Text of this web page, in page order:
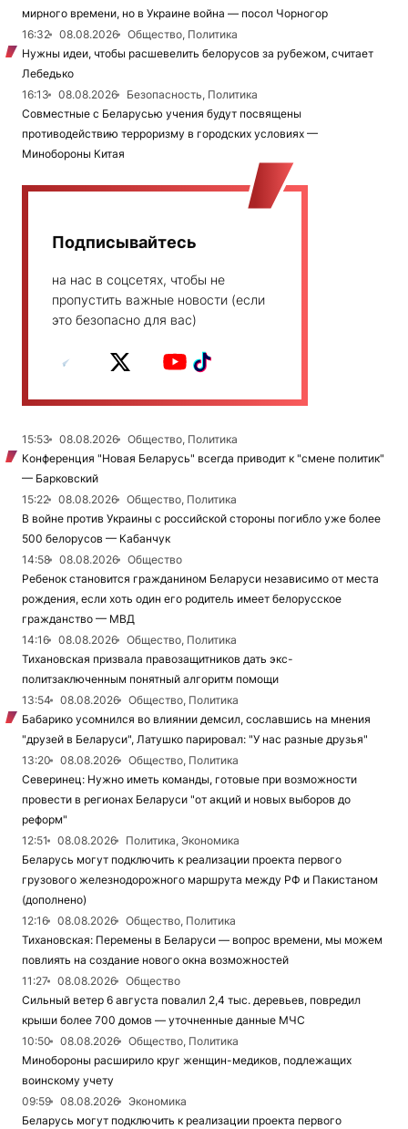
мирного времени, но в Украине война — посол Чорногор
16:32
08.08.2026
Общество, Политика
Нужны идеи, чтобы расшевелить белорусов за рубежом, считает
Лебедько
16:13
08.08.2026
Безопасность, Политика
Совместные с Беларусью учения будут посвящены
противодействию терроризму в городских условиях —
Минобороны Китая
Подписывайтесь
на нас в соцсетях, чтобы не
пропустить важные новости (если
это безопасно для вас)
15:53 08.08.2026
Общество, Политика
Конференция "Новая Беларусь" всегда приводит к "смене политик"
— Барковский
15:22
08.08.2026
Общество, Политика
В войне против Украины с российской стороны погибло уже более
500 белорусов — Кабанчук
14:58
08.08.2026
Общество
Ребенок становится гражданином Беларуси независимо от места
рождения, если хоть один его родитель имеет белорусское
гражданство — МВД
14:16
08.08.2026
Общество, Политика
Тихановская призвала правозащитников дать экс-
политзаключенным понятный алгоритм помощи
13:54
08.08.2026
Общество, Политика
Бабарико усомнился во влиянии демсил, сославшись на мнения
"друзей в Беларуси", Латушко парировал: "У нас разные друзья"
13:20
08.08.2026
Общество, Политика
Северинец: Нужно иметь команды, готовые при возможности
провести в регионах Беларуси "от акций и новых выборов до
реформ"
12:51
08.08.2026
Политика, Экономика
Беларусь могут подключить к реализации проекта первого
грузового железнодорожного маршрута между РФ и Пакистаном
(дополнено)
12:16
08.08.2026
Общество, Политика
Тихановская: Перемены в Беларуси — вопрос времени, мы можем
повлиять на создание нового окна возможностей
11:27
08.08.2026
Общество
Сильный ветер 6 августа повалил 2,4 тыс. деревьев, повредил
крыши более 700 домов — уточненные данные МЧС
10:50
08.08.2026
Общество, Политика
Минобороны расширило круг женщин-медиков, подлежащих
воинскому учету
09:59
08.08.2026
Экономика
Беларусь могут подключить к реализации проекта первого